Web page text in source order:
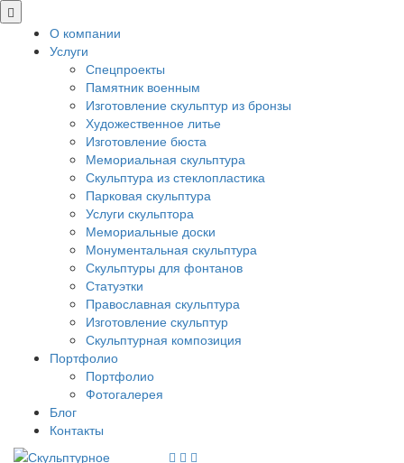
О компании
Услуги
Спецпроекты
Памятник военным
Изготовление скульптур из бронзы
Художественное литье
Изготовление бюста
Мемориальная скульптура
Скульптура из стеклопластика
Парковая скульптура
Услуги скульптора
Мемориальные доски
Монументальная скульптура
Скульптуры для фонтанов
Статуэтки
Православная скульптура
Изготовление скульптур
Скульптурная композиция
Портфолио
Портфолио
Фотогалерея
Блог
Контакты